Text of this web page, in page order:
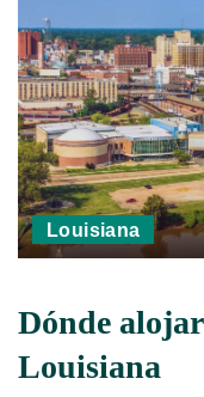
Louisiana
Dónde
Louisiana